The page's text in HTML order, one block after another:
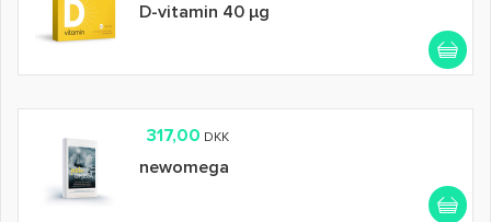
D-vitamin 40 µg
317,00 DKK
newomega